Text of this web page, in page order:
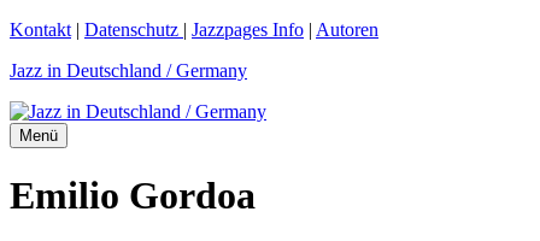
Zum
springen
Kontakt | Datenschutz | Jazzpages Info | Autoren
Jazz in Deutschland / Germany
Menü
Emilio Gordoa